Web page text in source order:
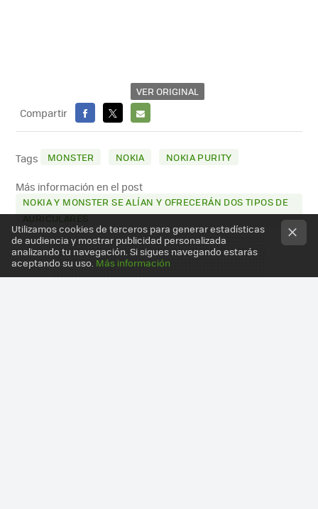
VER ORIGINAL
Compartir
FACEBOOK
X
E-
MAIL
Tags MONSTER NOKIA NOKIA PURITY
Más información en el post
NOKIA Y MONSTER SE ALÍAN Y OFRECERÁN DOS TIPOS DE
AURICULARES
Utilizamos cookies de terceros para generar estadísticas
de audiencia y mostrar publicidad personalizada
analizando tu navegación. Si sigues navegando estarás
aceptando su uso. Más información